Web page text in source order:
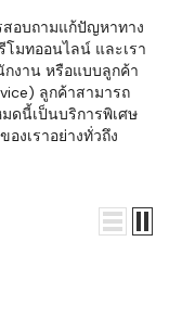
สอบถามแก้ปัญหาทาง
มทออนไลน์ และเรา
กงาน หรือแบบลูกค้า
ลูกค้าสามารถ
ดนี้เป็นบริการพิเศษ
งเราอย่างทั่วถึง